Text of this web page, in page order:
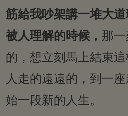
筋給我吵架講一堆大
被人理解的時候， 那
的，想立刻馬上結束
人走的遠遠的，到一
始一段新的人生。